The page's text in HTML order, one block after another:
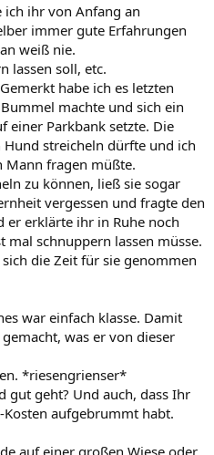
ich ihr von Anfang an
immer gute Erfahrungen
weiß nie.
lassen soll, etc.
habe ich es letzten
machte und sich ein
einer Parkbank setzte. Die
streicheln dürfte und ich
Mann fragen müßte.
zu können, ließ sie sogar
vergessen und fragte den
er erklärte ihr in Ruhe noch
mal schnuppern lassen müsse.
die Zeit für sie genommen
war einfach klasse. Damit
was er von dieser
*riesengrienser*
gut geht? Und auch, dass Ihr
Kosten aufgebrummt habt.
auf einer großen Wiese oder